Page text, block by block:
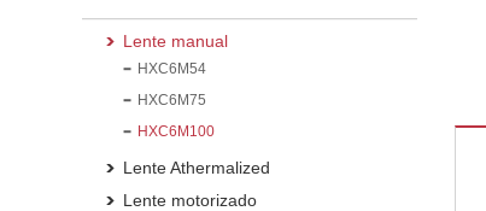
Lente manual
HXC6M54
HXC6M75
HXC6M100
Lente Athermalized
Lente motorizado